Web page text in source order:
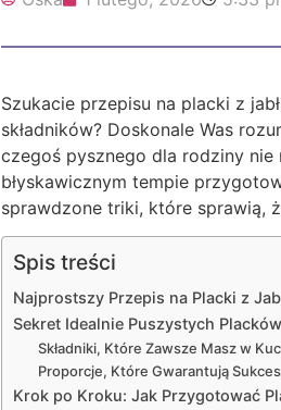
Szukacie przepisu na placki z
składników? Doskonale Was
czegoś pysznego dla rodziny
błyskawicznym tempie
sprawdzone triki, które sprawią,
Spis treści
Najprostszy Przepis na Placki z
Sekret Idealnie Puszystych
Składniki, Które Zawsze Masz w
Proporcje, Które Gwarantują Sukces
Krok po Kroku: Jak Przygotować